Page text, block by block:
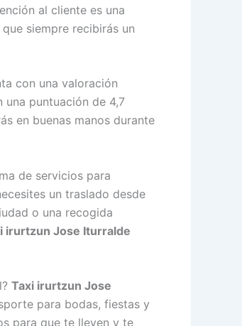
al cliente es una
siempre recibirás un
con una valoración
puntuación de 4,7
en buenas manos durante
de servicios para
un traslado desde
o una recogida
irurtzun Jose Iturralde
Taxi irurtzun Jose
para bodas, fiestas y
para que te lleven y te